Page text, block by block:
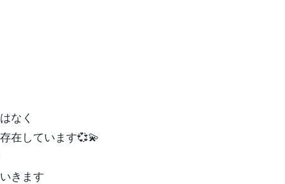
なく
在しています💞💫
きます